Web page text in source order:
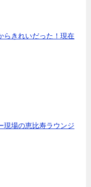
らきれいだった！現在
現場の恵比寿ラウンジ